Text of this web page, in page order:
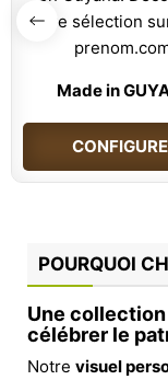
Made in
POURQUOI
Une
célébrer le
Notre visuel